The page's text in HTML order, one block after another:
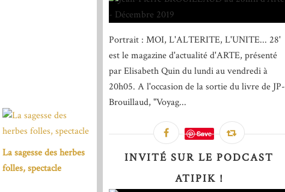
La sagesse des herbes
folles, spectacle
Portrait : MOI, L'ALTERITE, L'UNITE... 28'
est le magazine d'actualité d'ARTE, présenté
par Elisabeth Quin du lundi au vendredi à
20h05. A l'occasion de la sortie du livre de JP-
Brouillaud, "Voyag...
Save
INVITÉ SUR LE PODCAST
ATIPIK !